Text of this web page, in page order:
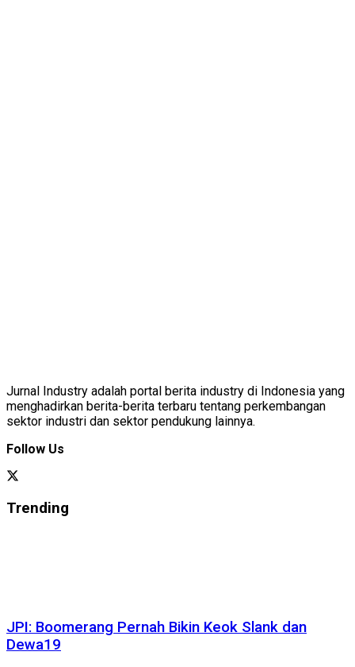
Jurnal Industry adalah portal berita industry di Indonesia yang
menghadirkan berita-berita terbaru tentang perkembangan
sektor industri dan sektor pendukung lainnya.
Follow Us
Trending
JPI: Boomerang Pernah Bikin Keok Slank dan
Dewa19